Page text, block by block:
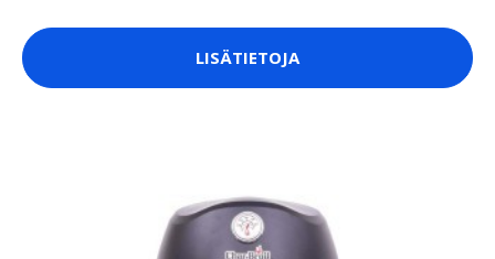
LISÄTIETOJA